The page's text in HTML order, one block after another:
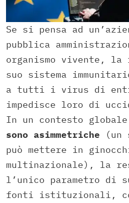
Se si pensa ad
pubblica
organismo vivente,
suo sistema
a tutti i virus di
impedisce loro di
In un contesto globale
sono asimmetriche (un
può mettere in
multinazionale), la
l’unico parametro di
fonti istituzionali,